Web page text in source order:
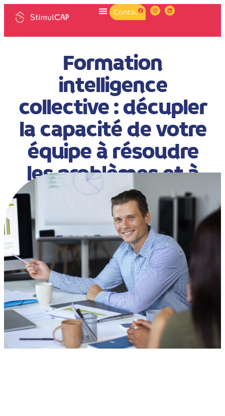
Contact
Formation
intelligence
collective : décupler
la capacité de votre
équipe à résoudre
les problèmes et à
prendre des
décisions
DELPHINE DE COURVILLE
MAI 20, 2025